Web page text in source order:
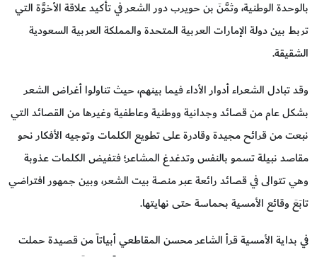
بالوحدة الوطنية، وثمَّنَ بن حويرب دور الشعر في تأكيد علاقة الأخوَّة التي
تربط بين دولة الإمارات العربية المتحدة والمملكة العربية السعودية
الشقيقة.
وقد تبادل الشعراء أدوار الأداء فيما بينهم، حيث تناولوا أغراض الشعر
بشكل عام من قصائد وجدانية ووطنية وعاطفية وغيرها من القصائد التي
نبعت من قرائح مجيدة وقادرة على تطويع الكلمات وتوجيه الأفكار نحو
مقاصد نبيلة تسمو بالنفس وتدغدغ المشاعر؛ فتفيض الكلمات عذوبة
وهي تتوالى في قصائد رائعة عبر منصة بيت الشعر، وبين جمهور افتراضي
تابَعَ وقائع الأمسية بحماسة حتى نهايتها.
في بداية الأمسية قرأ الشاعر محسن المقاطعي أبياتاً من قصيدة حملت